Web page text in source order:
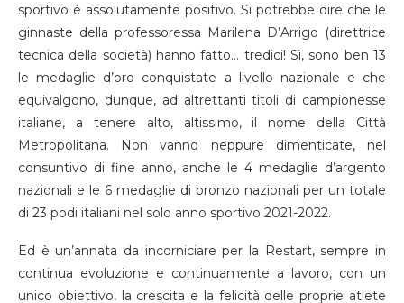
sportivo è assolutamente positivo. Si potrebbe dire che le
ginnaste della professoressa Marilena D’Arrigo (direttrice
tecnica della società) hanno fatto… tredici! Sì, sono ben 13
le medaglie d’oro conquistate a livello nazionale e che
equivalgono, dunque, ad altrettanti titoli di campionesse
italiane, a tenere alto, altissimo, il nome della Città
Metropolitana. Non vanno neppure dimenticate, nel
consuntivo di fine anno, anche le 4 medaglie d’argento
nazionali e le 6 medaglie di bronzo nazionali per un totale
di 23 podi italiani nel solo anno sportivo 2021-2022.
Ed è un’annata da incorniciare per la Restart, sempre in
continua evoluzione e continuamente a lavoro, con un
unico obiettivo, la crescita e la felicità delle proprie atlete